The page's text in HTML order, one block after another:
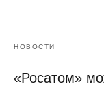
НОВОСТИ
«Росатом»